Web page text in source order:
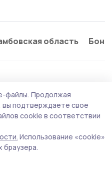
область
файлы. Продолжая
вы подтверждаете свое
cookie в соответствии
Использование «cookie»
браузера.